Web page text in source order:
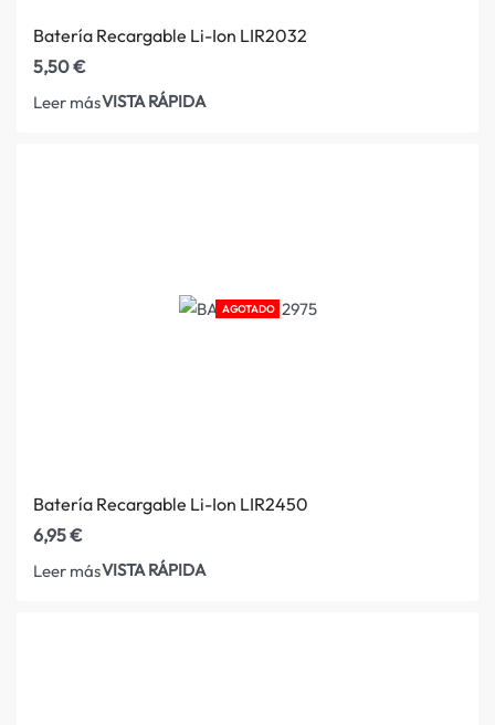
Batería Recargable Li-Ion LIR2032
5,50€
Leer másVISTA RÁPIDA
AGOTADO
Batería Recargable Li-Ion LIR2450
6,95€
Leer másVISTA RÁPIDA